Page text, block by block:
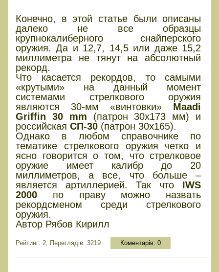
Конечно, в этой статье были описаны
далеко не все образцы
крупнокалиберного снайперского
оружия. Да и 12,7, 14,5 или даже 15,2
миллиметра не тянут на абсолютный
рекорд.
Что касается рекордов, то самыми
«крутыми» на данный момент
системами стрелкового оружия
являются 30-мм «винтовки» Maadi
Griffin 30 mm (патрон 30х173 мм) и
российская СП-30 (патрон 30х165).
Однако в любом справочнике по
тематике стрелкового оружия четко и
ясно говорится о том, что стрелковое
оружие имеет калибр до 20
миллиметров, а все, что больше –
является артиллерией. Так что IWS
2000 по праву можно назвать
рекордсменом среди стрелкового
оружия.
Автор Рябов Кирилл
Рейтинг: 2, Переглядів: 3219 Коментарів: 0